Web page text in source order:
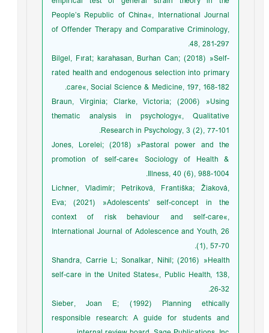
People’s Republic of China«, International Journal
of Offender Therapy and Comparative Criminology,
48, 281-297.
Bilgel, Fırat; karahasan, Burhan Can; (2018) »Self-
rated health and endogenous selection into primary
care«, Social Science & Medicine, 197, 168-182.
Braun, Virginia; Clarke, Victoria; (2006) »Using
thematic analysis in psychology«, Qualitative
Research in Psychology, 3 (2), 77-101.
Jones, Lorelei; (2018) »Pastoral power and the
promotion of self-care« Sociology of Health &
Illness, 40 (6), 988-1004.
Lichner, Vladimír; Petriková, Františka; Žiaková,
Eva; (2021) »Adolescents' self-concept in the
context of risk behaviour and self-care«,
International Journal of Adolescence and Youth, 26
(1), 57-70.
Shandra, Carrie L; Sonalkar, Nihil; (2016) »Health
self-care in the United States«, Public Health, 138,
26-32.
Sieber, Joan E; (1992) Planning ethically
responsible research: A guide for students and